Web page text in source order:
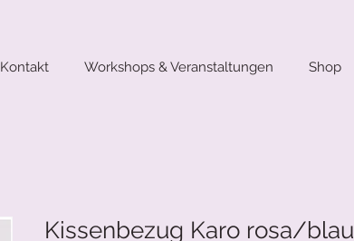
Kontakt Workshops & Veranstaltungen Shop
Kissenbezug Karo rosa/blau